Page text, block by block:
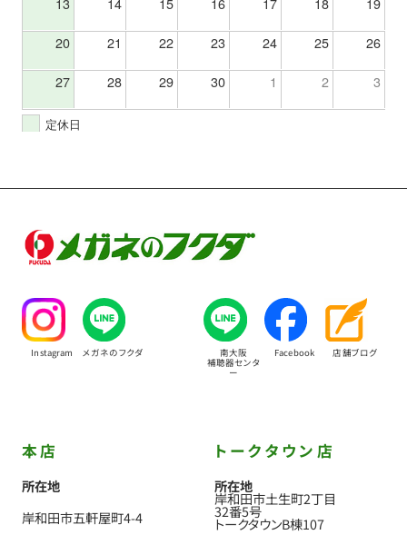
20 21 22 23 24 25 26
27 28 29 30 1 2 3
定休日
Instagram メガネのフクダ 南大阪
補聴器センタ
ー
Facebook 店舗ブログ
本店
所在地
岸和田市五軒屋町4-4
トークタウン店
所在地
岸和田市土生町2丁目
32番5号
トークタウンB棟107